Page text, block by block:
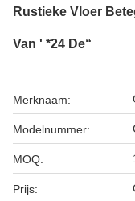
Rustieke Vloer
Van ' *24 De“
Merknaam:
Modelnummer:
MOQ:
Prijs: